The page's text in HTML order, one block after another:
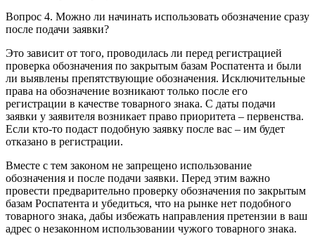
Вопрос 4. Можно ли начинать использовать обозначение сразу
после подачи заявки?
Это зависит от того, проводилась ли перед регистрацией
проверка обозначения по закрытым базам Роспатента и были
ли выявлены препятствующие обозначения. Исключительные
права на обозначение возникают только после его
регистрации в качестве товарного знака. С даты подачи
заявки у заявителя возникает право приоритета – первенства.
Если кто-то подаст подобную заявку после вас – им будет
отказано в регистрации.
Вместе с тем законом не запрещено использование
обозначения и после подачи заявки. Перед этим важно
провести предварительно проверку обозначения по закрытым
базам Роспатента и убедиться, что на рынке нет подобного
товарного знака, дабы избежать направления претензии в ваш
адрес о незаконном использовании чужого товарного знака.